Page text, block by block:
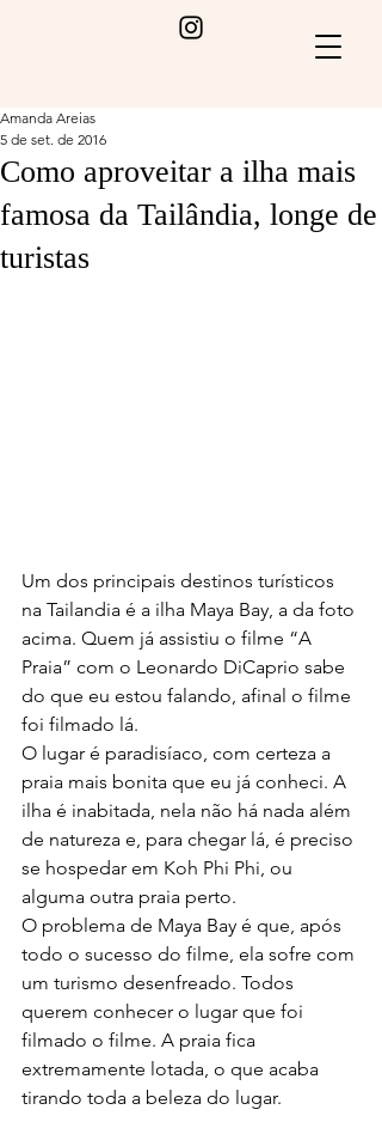
Como aproveitar a ilha mais
famosa da Tailândia, longe de
turistas
Amanda Areias
5 de set. de 2016
Um dos principais destinos turísticos
na Tailandia é a ilha Maya Bay, a da foto
acima. Quem já assistiu o filme “A
Praia” com o Leonardo DiCaprio sabe
do que eu estou falando, afinal o filme
foi filmado lá.
O lugar é paradisíaco, com certeza a
praia mais bonita que eu já conheci. A
ilha é inabitada, nela não há nada além
de natureza e, para chegar lá, é preciso
se hospedar em Koh Phi Phi, ou
alguma outra praia perto.
O problema de Maya Bay é que, após
todo o sucesso do filme, ela sofre com
um turismo desenfreado. Todos
querem conhecer o lugar que foi
filmado o filme. A praia fica
extremamente lotada, o que acaba
tirando toda a beleza do lugar.